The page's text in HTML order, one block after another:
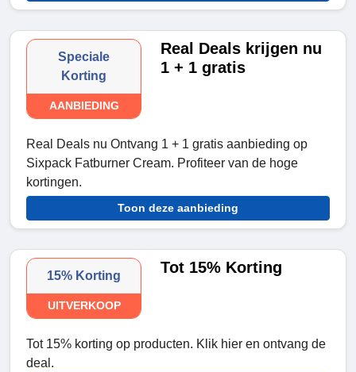
Speciale
Korting
AANBIEDING
Real Deals krijgen nu
1 + 1 gratis
Real Deals nu Ontvang 1 + 1 gratis aanbieding op
Sixpack Fatburner Cream. Profiteer van de hoge
kortingen.
Toon deze aanbieding
15% Korting
UITVERKOOP
Tot 15% Korting
Tot 15% korting op producten. Klik hier en ontvang de
deal.